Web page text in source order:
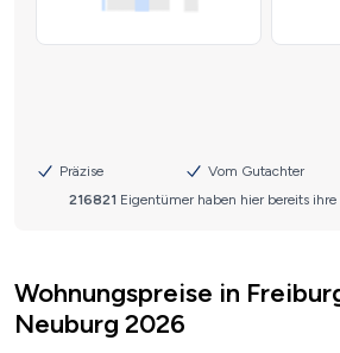
Wohnungspreise in
Neuburg 2026